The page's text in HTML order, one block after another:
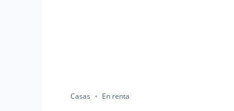
Casas En renta